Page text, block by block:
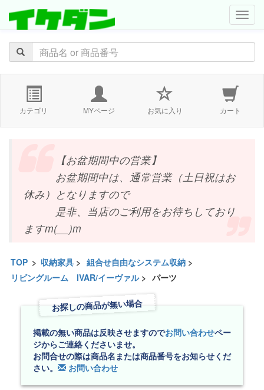
カテゴリ MYページ お気に入り カート
【お盆期間中の営業】
お盆期間中は、通常営業（土日祝はお
休み）となりますので
是非、当店のご利用をお待ちしており
ますm(__)m
TOP > 収納家具 > 組合せ自由なシステム収納 >
リビングルーム IVAR/イーヴァル> パーツ
お探しの商品が無い場合
掲載の無い商品は反映させますのでお問い合わせペー
ジからご連絡くださいませ。
お問合せの際は商品名または商品番号をお知らせくだ
さい。
お問い合わせ